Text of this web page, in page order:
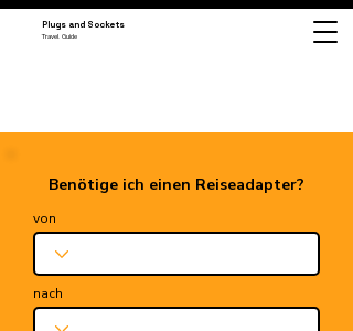
Plugs and Sockets
Travel Guide
Benötige ich einen Reiseadapter?
von
nach